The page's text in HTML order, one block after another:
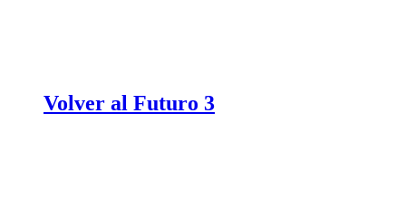
Volver al Futuro 3